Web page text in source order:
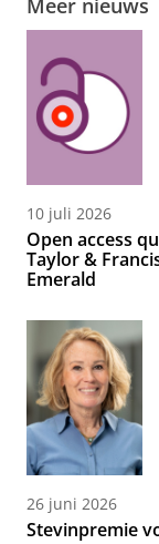
Meer nieuws
10 juli 2026
Open access
Taylor &
Emerald
26 juni 2026
Stevinpremie